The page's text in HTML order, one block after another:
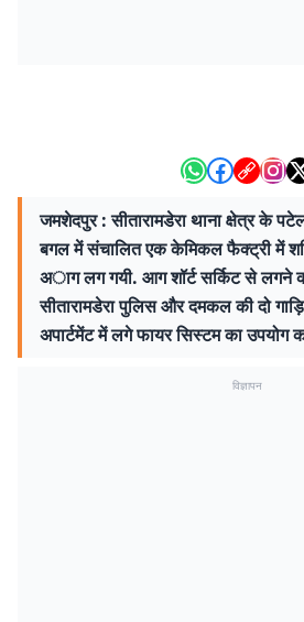
जमशेदपुर : सीतारामडेरा थाना क्षेत्र के
बगल में संचालित एक केमिकल फैक्ट्री में
अाग लग गयी. आग शॉर्ट सर्किट से लगने
सीतारामडेरा पुलिस और दमकल की दो
अपार्टमेंट में लगे फायर सिस्टम का
विज्ञापन